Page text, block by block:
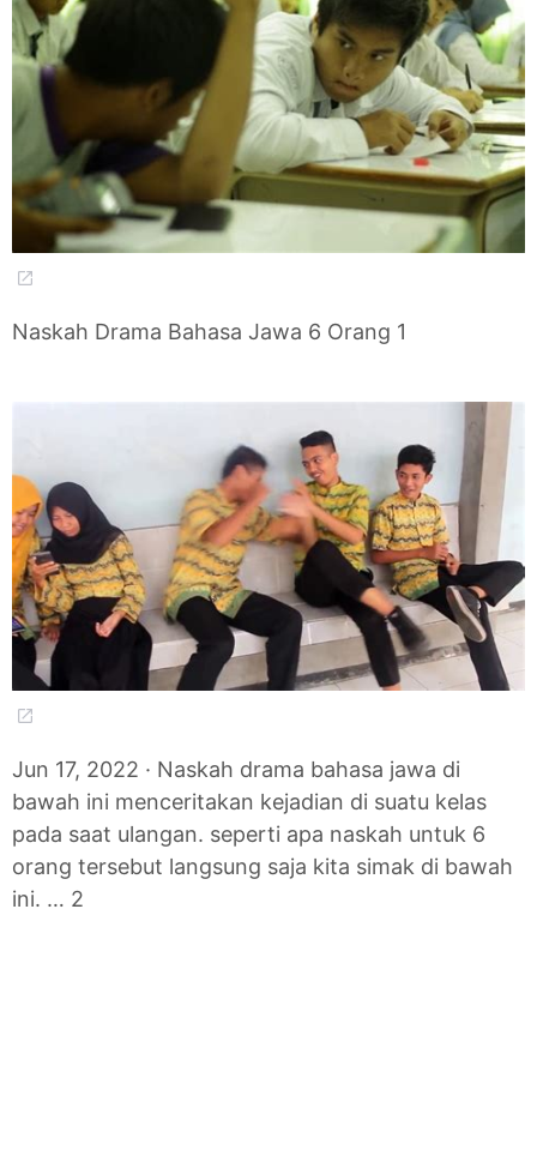
Naskah Drama Bahasa Jawa 6 Orang 1
Jun 17, 2022 · Naskah drama bahasa jawa di
bawah ini menceritakan kejadian di suatu kelas
pada saat ulangan. seperti apa naskah untuk 6
orang tersebut langsung saja kita simak di bawah
ini. … 2